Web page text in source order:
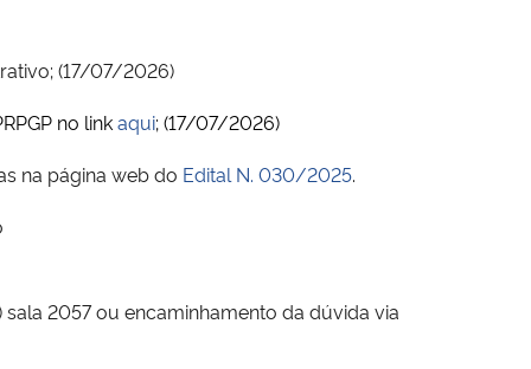
(17/07/2026)
no linkaqui; (17/07/2026)
na página web do Edital N. 030/2025.
2057 ou encaminhamento da dúvida via